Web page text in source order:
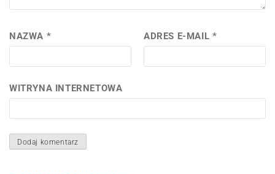
NAZWA * ADRES E-MAIL *
WITRYNA INTERNETOWA